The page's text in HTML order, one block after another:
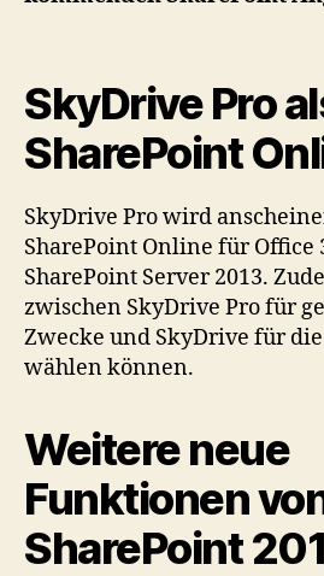
SkyDrive Pro
SharePoint
SkyDrive Pro wird
SharePoint Online für Office
SharePoint Server 2013.
zwischen SkyDrive Pro für
Zwecke und SkyDrive für
wählen können.
Weitere neue
Funktionen
SharePoint